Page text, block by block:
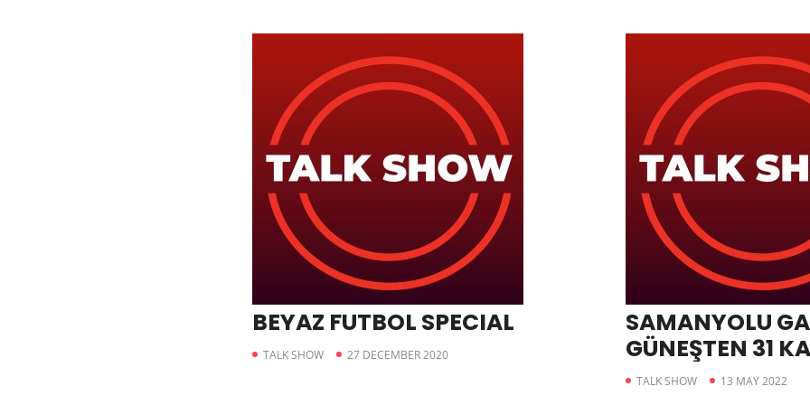
BEYAZ FUTBOL SPECIAL
TALK SHOW 27 DECEMBER 2020
SAMANYOLU
GÜNEŞTEN 31
KARADELİK
TALK SHOW 13 MAY 2022